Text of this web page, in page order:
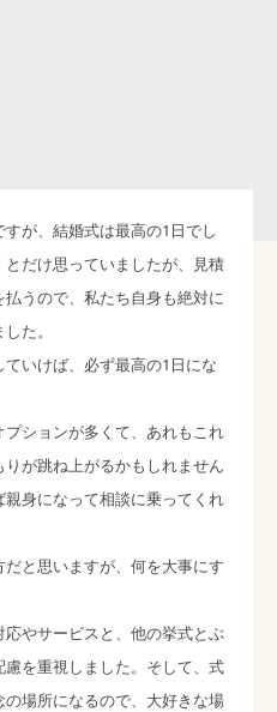
が、結婚式は最高の1日でし
だけ思っていましたが、見積
うので、私たち自身も絶対に
た。
いけば、必ず最高の1日にな
ションが多くて、あれもこれ
が跳ね上がるかもしれません
身になって相談に乗ってくれ
と思いますが、何を大事にす
やサービスと、他の挙式とぶ
を重視しました。そして、式
場所になるので、大好きな場